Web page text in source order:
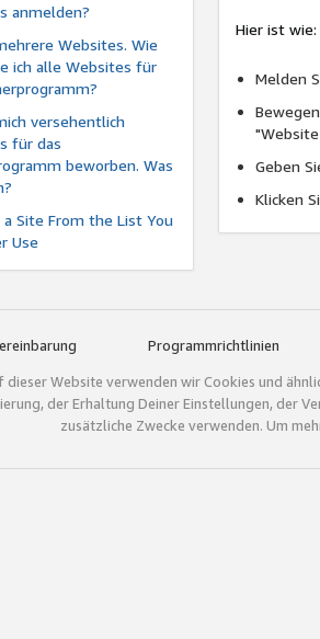
anmelden?
Websites. Wie
ich alle Websites für
versehentlich
für das
beworben. Was
a Site From the List You
Use
Hier ist wie:
Melden
Geben
Klicken
Programmrichtlinien
dieser Website verwenden wir Cookies und
der Erhaltung Deiner Einstellungen, der
zusätzliche Zwecke verwenden. Um